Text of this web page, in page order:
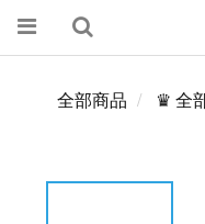
全部商品 ♛ 全